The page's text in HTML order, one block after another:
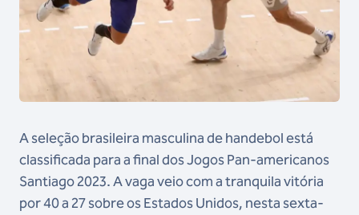
A seleção brasileira masculina de handebol está
classificada para a final dos Jogos Pan-americanos
Santiago 2023. A vaga veio com a tranquila vitória
por 40 a 27 sobre os Estados Unidos, nesta sexta-